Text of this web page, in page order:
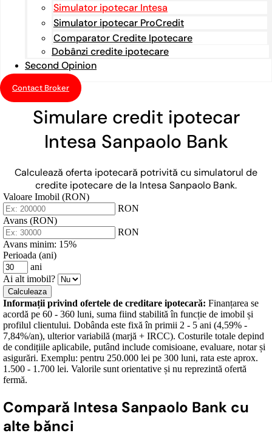
Simulator ipotecar Intesa
Simulator ipotecar ProCredit
Comparator Credite Ipotecare
Dobânzi credite ipotecare
Second Opinion
Contact Broker
Simulare credit ipotecar
Intesa Sanpaolo Bank
Calculează oferta ipotecară potrivită cu simulatorul de
credite ipotecare de la Intesa Sanpaolo Bank.
Valoare Imobil (RON)
RON
Avans (RON)
RON
Avans minim: 15%
Perioada (ani)
ani
Ai alt imobil?
Calculeaza
Informații privind ofertele de creditare ipotecară: Finanțarea se
acordă pe 60 - 360 luni, suma fiind stabilită în funcție de imobil și
profilul clientului. Dobânda este fixă în primii 2 - 5 ani (4,59% -
7,84%/an), ulterior variabilă (marjă + IRCC). Costurile totale depind
de condițiile aplicabile, putând include comisioane, evaluare, notar și
asigurări. Exemplu: pentru 250.000 lei pe 300 luni, rata este aprox.
1.500 - 1.700 lei. Valorile sunt orientative și nu reprezintă ofertă
fermă.
Compară Intesa Sanpaolo Bank cu
alte bănci